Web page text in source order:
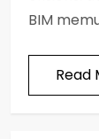
BIM
Read